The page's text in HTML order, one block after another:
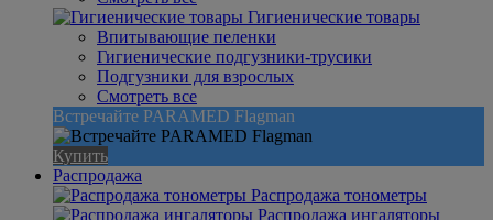
Гигиенические товары
Впитывающие пеленки
Гигиенические подгузники-трусики
Подгузники для взрослых
Смотреть все
Встречайте PARAMED Flagman
Купить
Распродажа
Распродажа тонометры
Распродажа ингаляторы